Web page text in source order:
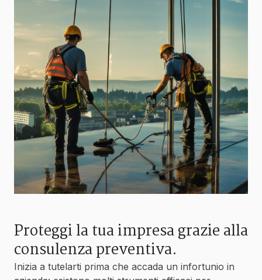
Proteggi la tua impresa grazie alla
consulenza preventiva.
Inizia a tutelarti prima che accada un infortunio in